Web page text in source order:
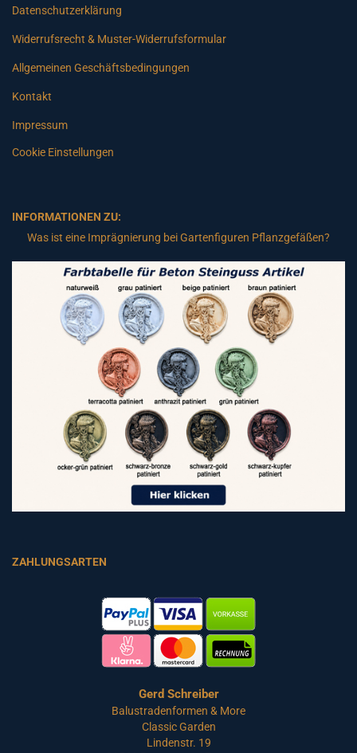
Datenschutzerklärung
Widerrufsrecht & Muster-Widerrufsformular
Allgemeinen Geschäftsbedingungen
Kontakt
Impressum
Cookie Einstellungen
INFORMATIONEN ZU:
Was ist eine Imprägnierung bei Gartenfiguren Pflanzgefäßen?
ZAHLUNGSARTEN
Gerd Schreiber
Balustradenformen & More
Classic Garden
Lindenstr. 19